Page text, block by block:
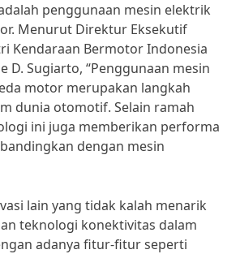
penggunaan mesin elektrik
Menurut Direktur Eksekutif
Kendaraan Bermotor Indonesia
D. Sugiarto, “Penggunaan mesin
motor merupakan langkah
dunia otomotif. Selain ramah
ini juga memberikan performa
dengan mesin
lain yang tidak kalah menarik
teknologi konektivitas dalam
adanya fitur-fitur seperti